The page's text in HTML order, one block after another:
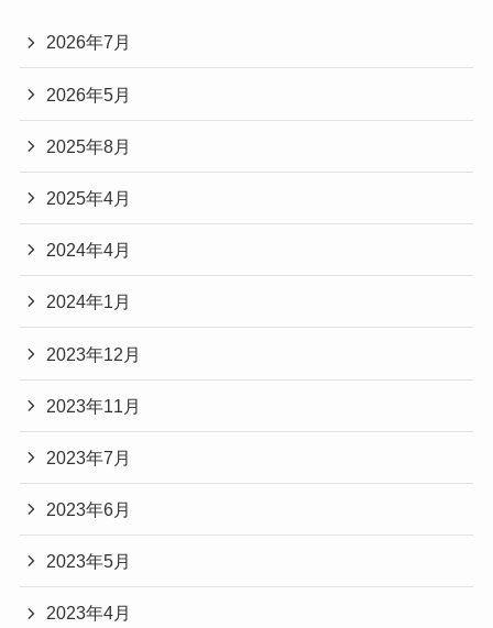
2026年7月
2026年5月
2025年8月
2025年4月
2024年4月
2024年1月
2023年12月
2023年11月
2023年7月
2023年6月
2023年5月
2023年4月